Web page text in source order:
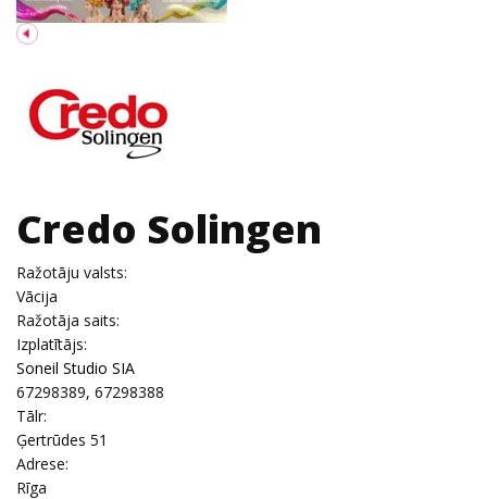
Credo Solingen
Ražotāju valsts:
Vācija
Ražotāja saits:
Izplatītājs:
Soneil Studio SIA
67298389, 67298388
Tālr:
Ģertrūdes 51
Adrese:
Rīga